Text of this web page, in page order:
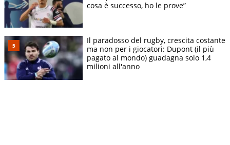
cosa è successo, ho le prove”
Il paradosso del rugby, crescita costante
ma non per i giocatori: Dupont (il più
pagato al mondo) guadagna solo 1,4
milioni all'anno